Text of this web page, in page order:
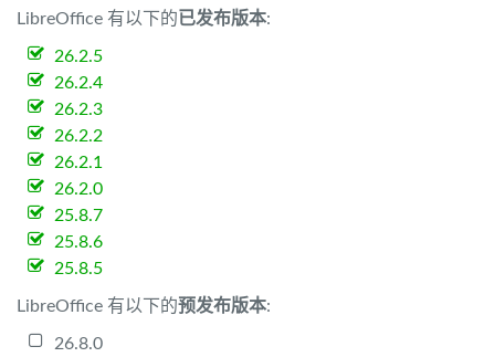
LibreOffice 有以下的已发布版本:
26.2.5
26.2.4
26.2.3
26.2.2
26.2.1
26.2.0
25.8.7
25.8.6
25.8.5
LibreOffice 有以下的预发布版本:
26.8.0